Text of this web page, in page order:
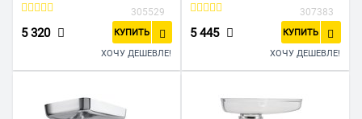
305529
5 320 КУПИТЬ
ХОЧУ ДЕШЕВЛЕ!
307383
5 445 КУПИТЬ
ХОЧУ ДЕШЕВЛЕ!